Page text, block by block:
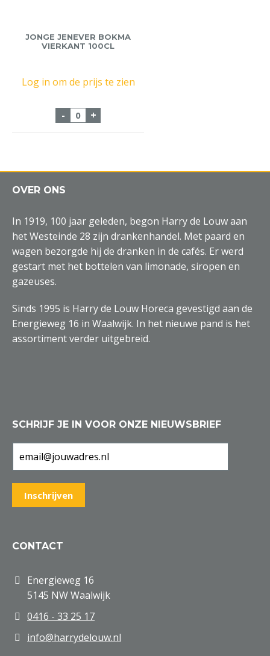
JONGE JENEVER BOKMA
VIERKANT 100CL
Log in om de prijs te zien
- Jonge Jenever Bokma Vierkant 100cl
+
OVER ONS
In 1919, 100 jaar geleden, begon Harry de Louw aan
het Westeinde 28 zijn drankenhandel. Met paard en
wagen bezorgde hij de dranken in de cafés. Er werd
gestart met het bottelen van limonade, siropen en
gazeuses.
Sinds 1995 is Harry de Louw Horeca gevestigd aan de
Energieweg 16 in Waalwijk. In het nieuwe pand is het
assortiment verder uitgebreid.
SCHRIJF JE IN VOOR ONZE NIEUWSBRIEF
CONTACT
Energieweg 16
5145 NW Waalwijk
0416 - 33 25 17
info@harrydelouw.nl